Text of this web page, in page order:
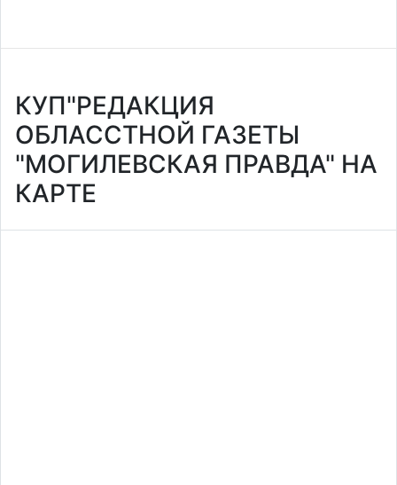
КУП"РЕДАКЦИЯ
ОБЛАССТНОЙ ГАЗЕТЫ
"МОГИЛЕВСКАЯ ПРАВДА" НА
КАРТЕ